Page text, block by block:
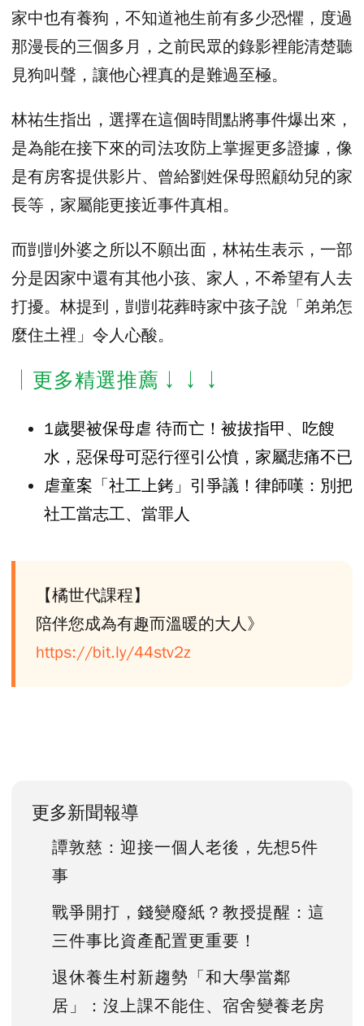
家中也有養狗，不知道祂生前有多少恐懼，度過
那漫長的三個多月，之前民眾的錄影裡能清楚聽
見狗叫聲，讓他心裡真的是難過至極。
林祐生指出，選擇在這個時間點將事件爆出來，
是為能在接下來的司法攻防上掌握更多證據，像
是有房客提供影片、曾給劉姓保母照顧幼兒的家
長等，家屬能更接近事件真相。
而剴剴外婆之所以不願出面，林祐生表示，一部
分是因家中還有其他小孩、家人，不希望有人去
打擾。林提到，剴剴花葬時家中孩子說「弟弟怎
麼住土裡」令人心酸。
│更多精選推薦↓↓↓
1歲嬰被保母虐 待而亡！被拔指甲、吃餿
水，惡保母可惡行徑引公憤，家屬悲痛不已
虐童案「社工上銬」引爭議！律師嘆：別把
社工當志工、當罪人
【橘世代課程】
陪伴您成為有趣而溫暖的大人》
https://bit.ly/44stv2z
更多新聞報導
譚敦慈：迎接一個人老後，先想5件
事
戰爭開打，錢變廢紙？教授提醒：這
三件事比資產配置更重要！
退休養生村新趨勢「和大學當鄰
居」：沒上課不能住、宿舍變養老房